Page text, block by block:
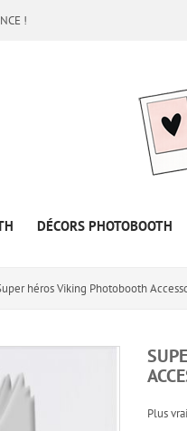
!
DÉCORS PHOTOBOOTH
héros Viking Photobooth
Plus